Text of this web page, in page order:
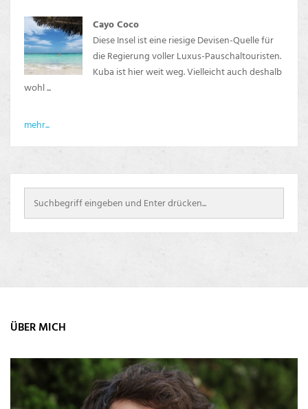
Cayo Coco
Diese Insel ist eine riesige Devisen-Quelle für
die Regierung voller Luxus-Pauschaltouristen.
Kuba ist hier weit weg. Vielleicht auch deshalb
wohl ...
mehr...
ÜBER MICH